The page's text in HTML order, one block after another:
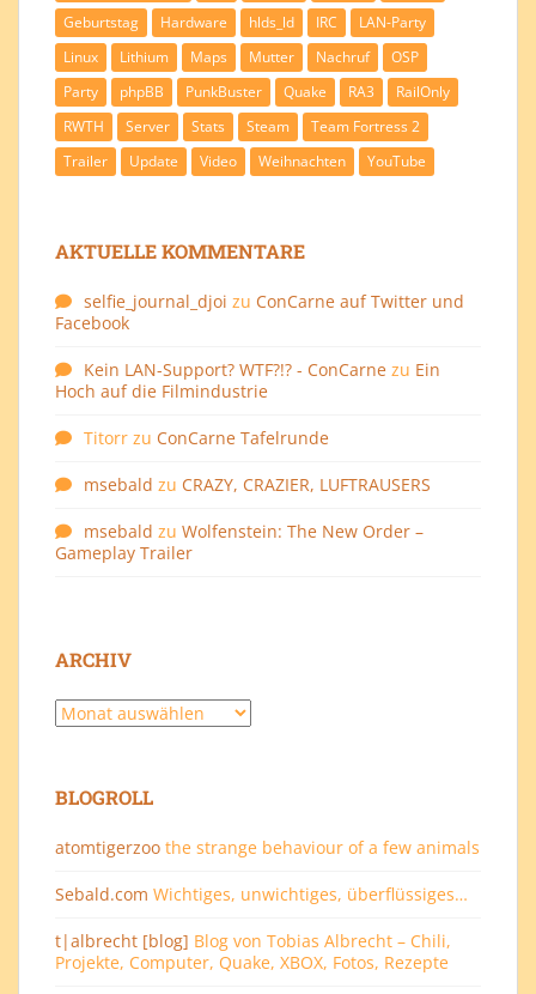
Geburtstag
Hardware hlds_ld IRC
LAN-Party
Linux
Lithium Maps Mutter Nachruf
OSP
Party
phpBB PunkBuster Quake RA3
RailOnly
RWTH
Server Stats Steam
Team Fortress 2
Trailer
Update Video Weihnachten YouTube
AKTUELLE KOMMENTARE
selfie_journal_djoi zu ConCarne auf Twitter und
Facebook
Kein LAN-Support? WTF?!? - ConCarne zu Ein
Hoch auf die Filmindustrie
Titorr zu ConCarne Tafelrunde
msebald zu CRAZY, CRAZIER, LUFTRAUSERS
msebald zu Wolfenstein: The New Order –
Gameplay Trailer
ARCHIV
Archiv
BLOGROLL
atomtigerzoo the strange behaviour of a few animals
Sebald.com Wichtiges, unwichtiges, überflüssiges…
t|albrecht [blog] Blog von Tobias Albrecht – Chili,
Projekte, Computer, Quake, XBOX, Fotos, Rezepte